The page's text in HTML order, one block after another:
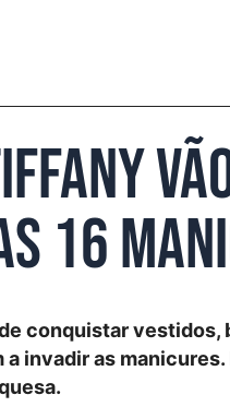
16
conquistar vestidos,
a invadir as